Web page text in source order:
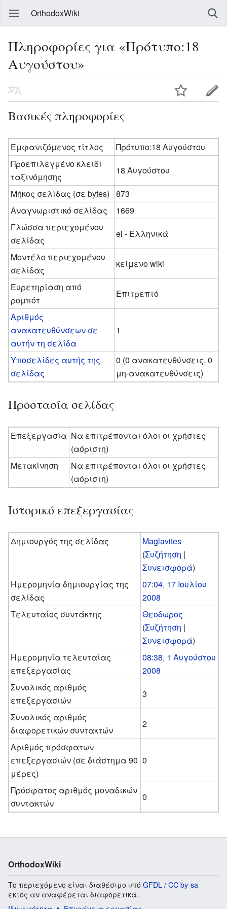
OrthodoxWiki
Πληροφορίες για «Πρότυπο:18
Αυγούστου»
Βασικές πληροφορίες
Εμφανιζόμενος τίτλος
Πρότυπο:18 Αυγούστου
Προεπιλεγμένο κλειδί
ταξινόμησης
18 Αυγούστου
Μήκος σελίδας (σε bytes)
873
Αναγνωριστικό σελίδας
1669
Γλώσσα περιεχομένου
σελίδας
el - Ελληνικά
Μοντέλο περιεχομένου
σελίδας
κείμενο wiki
Ευρετηρίαση από
ρομπότ
Επιτρεπτό
Αριθμός
ανακατευθύνσεων σε
αυτήν τη σελίδα
1
Υποσελίδες αυτής της
σελίδας
0 (0 ανακατευθύνσεις, 0
μη-ανακατευθύνσεις)
Προστασία σελίδας
Επεξεργασία Να επιτρέπονται όλοι οι χρήστες
(αόριστη)
Μετακίνηση
Να επιτρέπονται όλοι οι χρήστες
(αόριστη)
Ιστορικό επεξεργασίας
Δημιουργός της σελίδας
Maglavites
(Συζήτηση |
Συνεισφορά)
Ημερομηνία δημιουργίας της
σελίδας
07:04, 17 Ιουλίου
2008
Τελευταίος συντάκτης
Θεοδωρος
(Συζήτηση |
Συνεισφορά)
Ημερομηνία τελευταίας
επεξεργασίας
08:38, 1 Αυγούστου
2008
Συνολικός αριθμός
επεξεργασιών
3
Συνολικός αριθμός
διαφορετικών συντακτών
2
Αριθμός πρόσφατων
επεξεργασιών (σε διάστημα 90
μέρες)
0
Πρόσφατος αριθμός μοναδικών
συντακτών
0
OrthodoxWiki
Το περιεχόμενο είναι διαθέσιμο υπό GFDL / CC by-sa
εκτός αν αναφέρεται διαφορετικά.